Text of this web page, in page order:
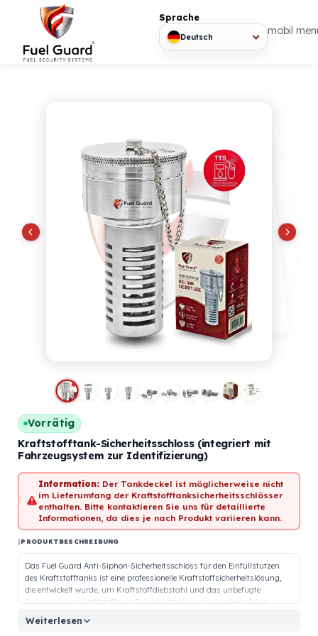
Sprache
Deutsch
Vorrätig
Kraftstofftank-Sicherheitsschloss (integriert mit
Fahrzeugsystem zur Identifizierung)
Information:Der Tankdeckel ist möglicherweise nicht
im Lieferumfang der Kraftstofftanksicherheitsschlösser
enthalten. Bitte kontaktieren Sie uns für detaillierte
Informationen, da dies je nach Produkt variieren kann.
PRODUKTBESCHREIBUNG